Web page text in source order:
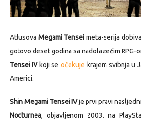
Atlusova Megami Tensei meta-serija
gotovo deset godina sa nadolazećim RPG-
Tensei IV koji se očekuje krajem svibnja u
Americi.
Shin Megami Tensei IVje prvi pravi
Nocturnea, objavljenom 2003. na